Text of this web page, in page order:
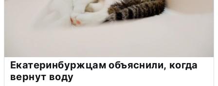
Екатеринбуржцам объяснили, когда
вернут воду